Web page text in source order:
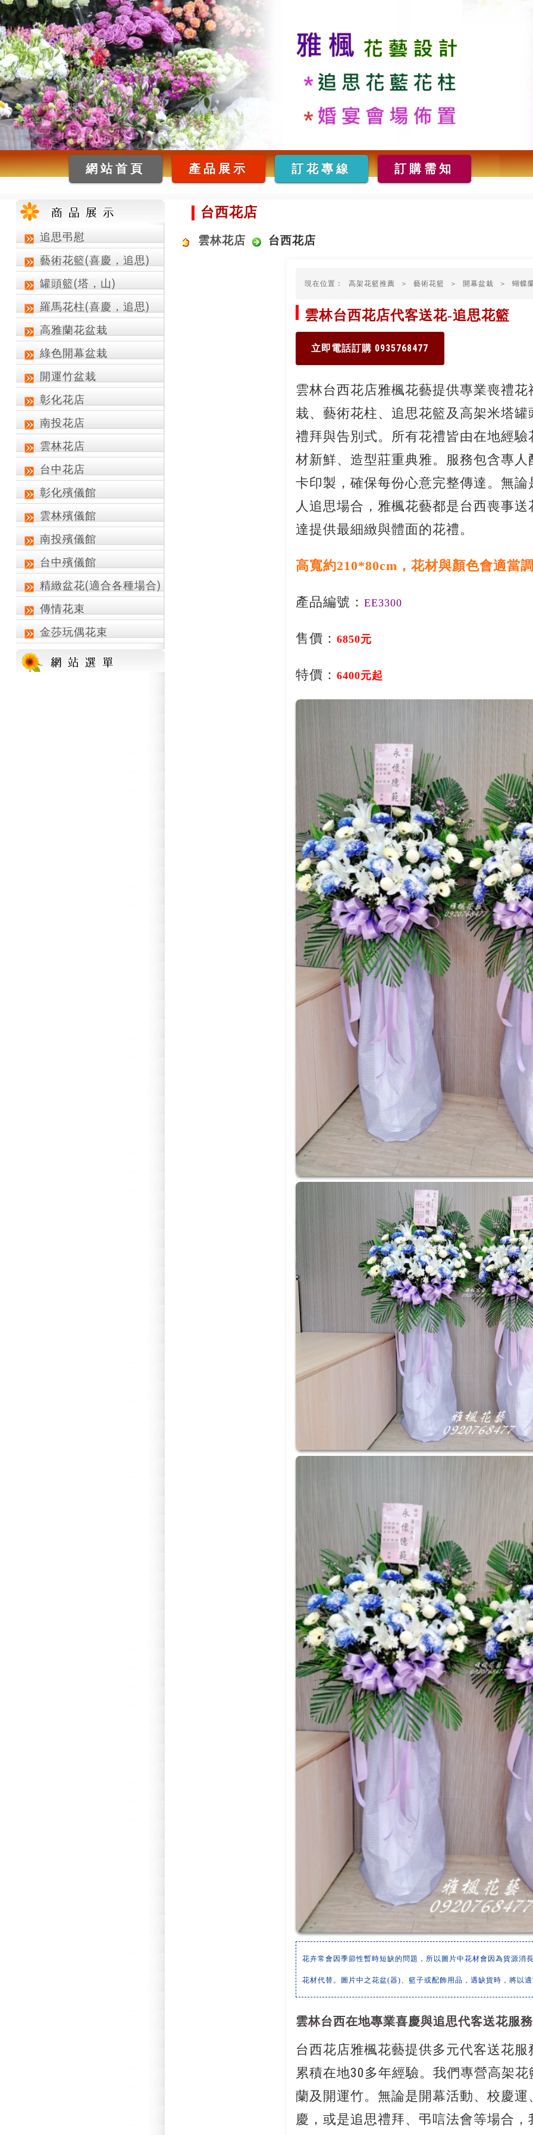
網站首頁 產品展示 訂花專線 訂購需知
追思弔慰
藝術花籃(喜慶，追思)
罐頭籃(塔，山)
羅馬花柱(喜慶，追思)
高雅蘭花盆栽
綠色開幕盆栽
開運竹盆栽
彰化花店
南投花店
雲林花店
台中花店
彰化殯儀館
雲林殯儀館
南投殯儀館
台中殯儀館
精緻盆花(適合各種場合)
傳情花束
金莎玩偶花束
台西花店
雲林花店 台西花店
現在位置： 高架花籃推薦 ＞ 藝術花籃 ＞ 開幕盆栽 ＞ 蝴蝶
雲林台西花店代客送花-追思花籃
立即電話訂購 0935768477
雲林台西花店雅楓花藝提供專業喪禮
栽、藝術花柱、追思花籃及高架米塔
禮拜與告別式。所有花禮皆由在地經
材新鮮、造型莊重典雅。服務包含專
卡印製，確保每份心意完整傳達。無
人追思場合，雅楓花藝都是台西喪事
達提供最細緻與體面的花禮。
高寬約210*80cm，花材與顏色會適當
產品編號： EE3300
售價： 6850元
特價： 6400元起
花卉常會因季節性暫時短缺的問題，所以圖片中花材會因為貨源消
花材代替。圖片中之花盆(器)、籃子或配飾用品，遇缺貨時，將以
雲林台西在地專業喜慶與追思代客送花服務
台西花店雅楓花藝提供多元代客送花服
累積在地30多年經驗。我們專營高架
蘭及開運竹。無論是開幕活動、校慶
慶，或是追思禮拜、弔唁法會等場合